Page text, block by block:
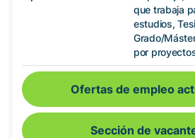
que trabaja
estudios,
Grado/
por
Ofertas de empleo
Sección de